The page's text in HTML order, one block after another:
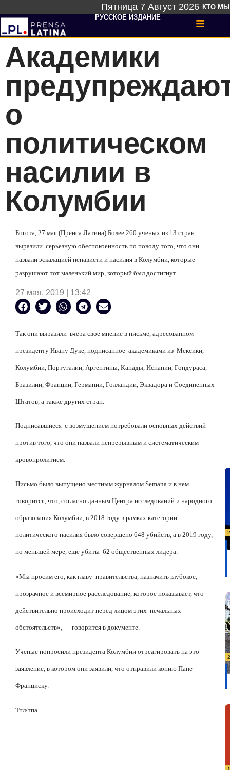
Пятница 7 Август 2026 КТО МЫ
РУССКОЕ ИЗДАНИЕ
Академики
о
политическом
насилии в
Колумбии
Богота, 27 мая (Пренса Латина) Более 260 ученых из 13 стран
выразили серьезную обеспокоенность по поводу того, что они
назвали эскалацией ненависти и насилия в Колумбии, которые
разрушают тот маленький мир, который был достигнут.
27 мая, 2019 | 13:42
Так они выразили вчера свое мнение в письме, адресованном
президенту Ивану Дуке, подписанное академиками из Мексики,
Колумбии, Португалии, Аргентины, Канады, Испании, Гондураса,
Бразилии, Франции, Германии, Голландии, Эквадора и Соединенных
Штатов, а также других стран.
Подписавшиеся с возмущением потребовали основных действий
против того, что они назвали непрерывным и систематическим
кровопролитием.
Письмо было выпущено местным журналом Semana и в нем
говорится, что, согласно данным Центра исследований и народного
образования Колумбии, в 2018 году в рамках категории
политического насилия было совершено 648 убийств, а в 2019 году,
по меньшей мере, ещё убиты 62 общественных лидера.
«Мы просим его, как главу правительства, назначить глубокое,
прозрачное и всемирное расследование, которое показывает, что
действительно происходит перед лицом этих печальных
обстоятельств», — говорится в документе.
Ученые попросили президента Колумбии отреагировать на это
заявление, в котором они заявили, что отправили копию Папе
Франциску.
Тпл/тпа